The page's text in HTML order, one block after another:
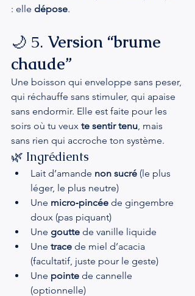
: elle dépose.
🌙 5. Version “brume
chaude”
Une boisson qui enveloppe sans peser,
qui réchauffe sans stimuler, qui apaise
sans endormir. Elle est faite pour les
soirs où tu veux te sentir tenu, mais
sans rien qui accroche ton système.
🌿 Ingrédients
Lait d’amande non sucré (le plus
léger, le plus neutre)
Une micro‑pincée de gingembre
doux (pas piquant)
Une goutte de vanille liquide
Une trace de miel d’acacia
(facultatif, juste pour le geste)
Une pointe de cannelle
(optionnelle)